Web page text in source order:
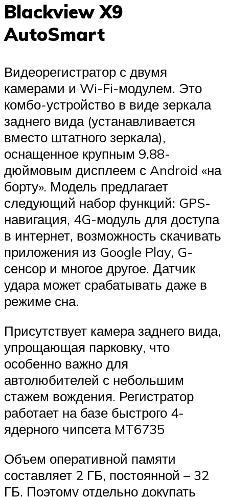
Blackview X9
AutoSmart
Видеорегистратор с двумя
камерами и Wi-Fi-модулем. Это
комбо-устройство в виде зеркала
заднего вида (устанавливается
вместо штатного зеркала),
оснащенное крупным 9.88-
дюймовым дисплеем с Android «на
борту». Модель предлагает
следующий набор функций: GPS-
навигация, 4G-модуль для доступа
в интернет, возможность скачивать
приложения из Google Play, G-
сенсор и многое другое. Датчик
удара может срабатывать даже в
режиме сна.
Присутствует камера заднего вида,
упрощающая парковку, что
особенно важно для
автолюбителей с небольшим
стажем вождения. Регистратор
работает на базе быстрого 4-
ядерного чипсета MT6735
Объем оперативной памяти
составляет 2 ГБ, постоянной – 32
ГБ. Поэтому отдельно докупать